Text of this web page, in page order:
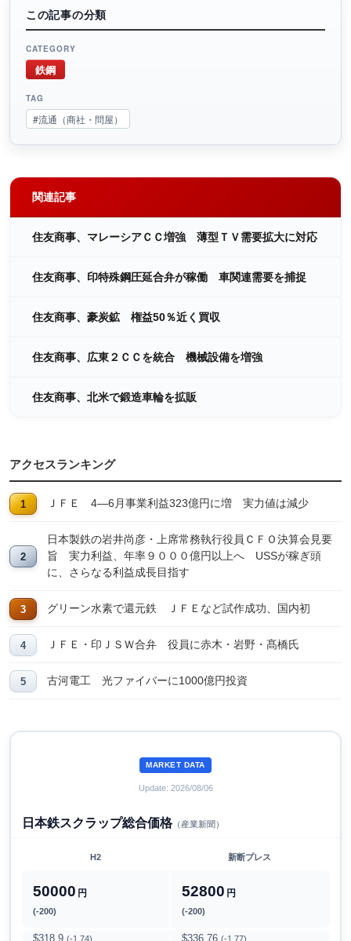
この記事の分類
CATEGORY
鉄鋼
TAG
#流通（商社・問屋）
関連記事
住友商事、マレーシアＣＣ増強 薄型ＴＶ需要拡大に対応
住友商事、印特殊鋼圧延合弁が稼働 車関連需要を捕捉
住友商事、豪炭鉱 権益50％近く買収
住友商事、広東２ＣＣを統合 機械設備を増強
住友商事、北米で鍛造車輪を拡販
アクセスランキング
ＪＦＥ 4―6月事業利益323億円に増 実力値は減少
日本製鉄の岩井尚彦・上席常務執行役員ＣＦＯ決算会見要
旨 実力利益、年率９０００億円以上へ USSが稼ぎ頭
に、さらなる利益成長目指す
グリーン水素で還元鉄 ＪＦＥなど試作成功、国内初
ＪＦＥ・印ＪＳＷ合弁 役員に赤木・岩野・髙橋氏
古河電工 光ファイバーに1000億円投資
MARKET DATA
Update: 2026/08/06
日本鉄スクラップ総合価格（産業新聞）
H2 新断プレス
50000 円
(-200)
52800 円
(-200)
$318.9 (-1.74) $336.76 (-1.77)